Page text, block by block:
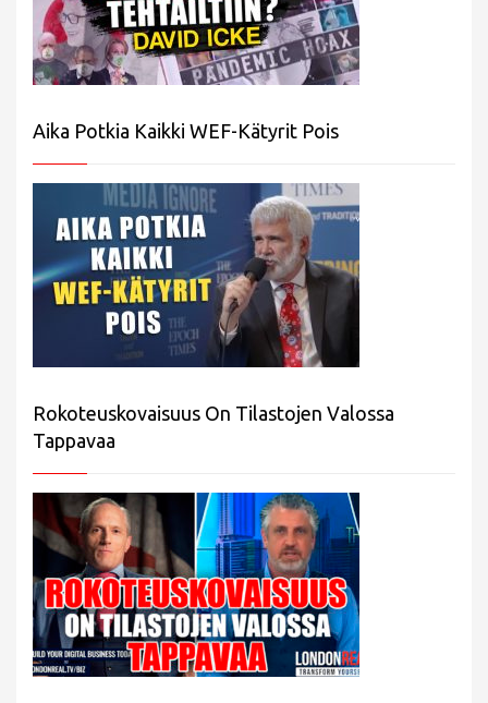
Aika Potkia Kaikki WEF-Kätyrit Pois
Rokoteuskovaisuus On Tilastojen Valossa
Tappavaa